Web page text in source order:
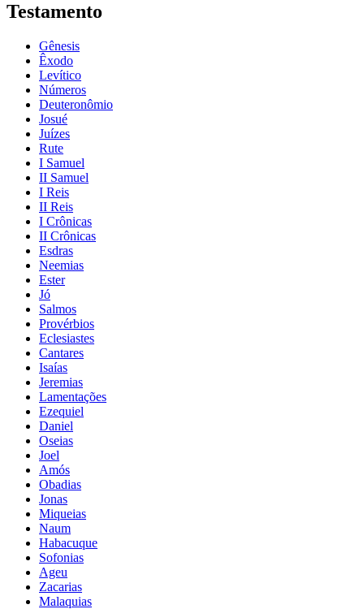
Testamento
Gênesis
Êxodo
Levítico
Números
Deuteronômio
Josué
Juízes
Rute
I Samuel
II Samuel
I Reis
II Reis
I Crônicas
II Crônicas
Esdras
Neemias
Ester
Jó
Salmos
Provérbios
Eclesiastes
Cantares
Isaías
Jeremias
Lamentações
Ezequiel
Daniel
Oseias
Joel
Amós
Obadias
Jonas
Miqueias
Naum
Habacuque
Sofonias
Ageu
Zacarias
Malaquias